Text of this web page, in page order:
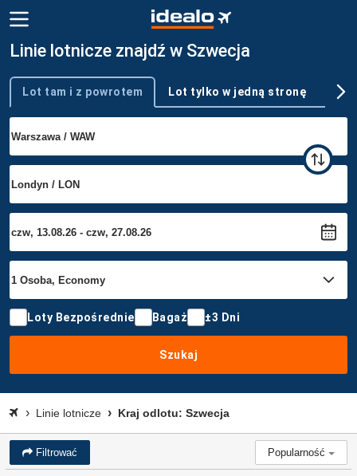
Linie lotnicze znajdź w Szwecja
Typ podróży
Lot tam i z powrotem Lot tylko w jedną stronę
Loty Bezpośrednie Bagaż ±3 Dni
Szukaj
Linie lotnicze Kraj odlotu: Szwecja
Filtrować Popularność